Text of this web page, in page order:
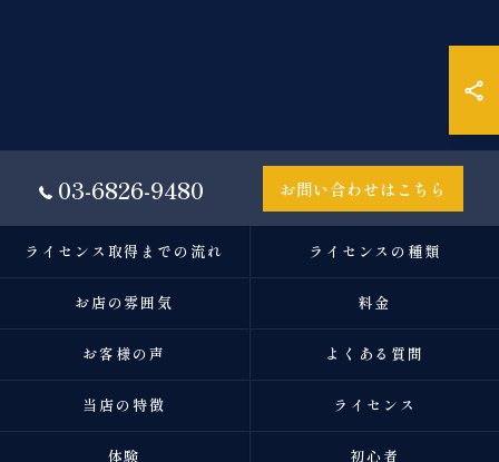
03-6826-9480 お問い合わせはこちら
ライセンス取得までの流れ ライセンスの種類
お店の雰囲気 料金
お客様の声 よくある質問
当店の特徴 ライセンス
体験 初心者